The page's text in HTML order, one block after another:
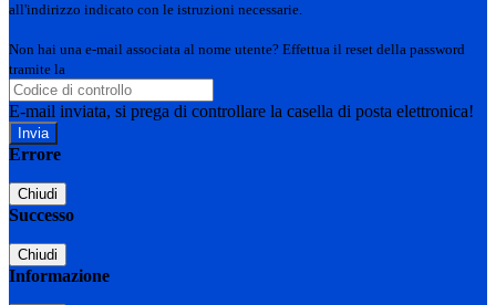
all'indirizzo indicato con le istruzioni necessarie.
Non hai una e-mail associata al nome utente? Effettua il reset della password
tramite la
E-mail inviata, si prega di controllare la casella di posta elettronica!
Errore
Chiudi
Successo
Chiudi
Informazione